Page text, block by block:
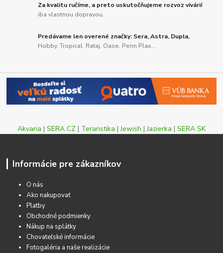
Za kvalitu ručíme, a preto uskutočňujeme rozvoz vivárií
iba vlastnou dopravou.
Predávame len overené značky: Sera, Astra, Dupla,
Hobby, Tropical, Rataj, Oase, Penn Plax...
Akvaria | SERA CZ | Teraristika |Jewish |Jazierka | SERA SK
Informácie pre zákazníkov
O nás
Ako nakupovať
Platby
Obchodné podmienky
Nákup na splátky
Chovateľské informácie
Fotogaléria a naše realizácie